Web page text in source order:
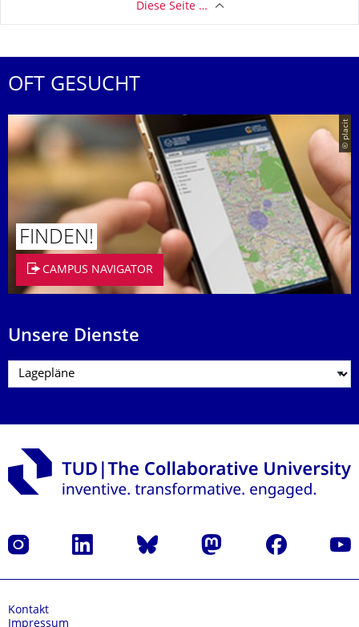
Diese Seite …
OFT GESUCHT
© placit
FINDEN!
CAMPUS NAVIGATOR
Unsere Dienste
Instagram LinkedIn Bluesky Mastodon Facebook
Kontakt
Impressum